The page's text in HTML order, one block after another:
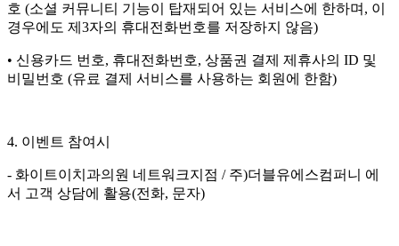
호 (소셜 커뮤니티 기능이 탑재되어 있는 서비스에 한하며, 이
경우에도 제3자의 휴대전화번호를 저장하지 않음)
• 신용카드 번호, 휴대전화번호, 상품권 결제 제휴사의 ID 및
비밀번호 (유료 결제 서비스를 사용하는 회원에 한함)
4. 이벤트 참여시
- 화이트이치과의원 네트워크지점 / 주)더블유에스컴퍼니 에
서 고객 상담에 활용(전화, 문자)